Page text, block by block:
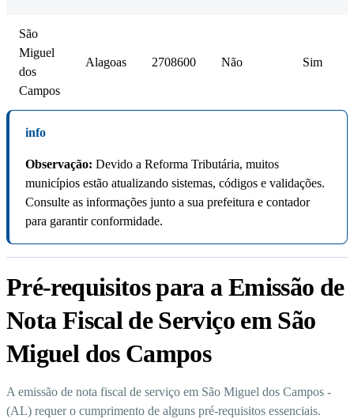
São
Miguel
dos
Campos
Alagoas 2708600 Não Sim
info
Observação: Devido a Reforma Tributária, muitos
municípios estão atualizando sistemas, códigos e validações.
Consulte as informações junto a sua prefeitura e contador
para garantir conformidade.
Pré-requisitos para a Emissão de
Nota Fiscal de Serviço em São
Miguel dos Campos
A emissão de nota fiscal de serviço em São Miguel dos Campos -
(AL) requer o cumprimento de alguns pré-requisitos essenciais.